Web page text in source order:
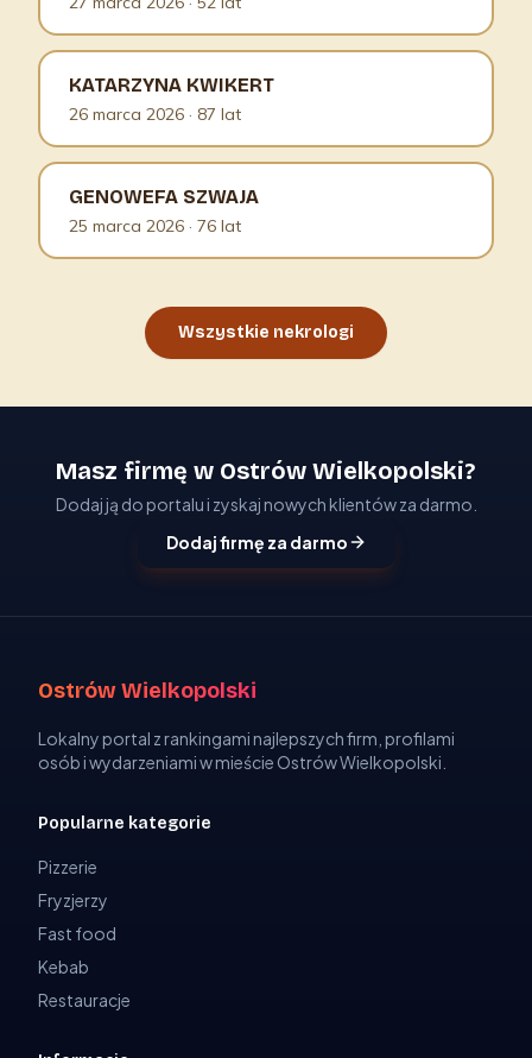
KATARZYNA KWIKERT
26 marca 2026 · 87 lat
GENOWEFA SZWAJA
25 marca 2026 · 76 lat
Wszystkie nekrologi
Masz firmę w Ostrów Wielkopolski?
Dodaj ją do portalu i zyskaj nowych klientów za darmo.
Dodaj firmę za darmo
Ostrów Wielkopolski
Lokalny portal z rankingami najlepszych firm, profilami
osób i wydarzeniami w mieście Ostrów Wielkopolski.
Popularne kategorie
Pizzerie
Fryzjerzy
Fast food
Kebab
Restauracje